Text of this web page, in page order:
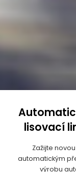
lisovací
Zažijte
automatickým
výrobu